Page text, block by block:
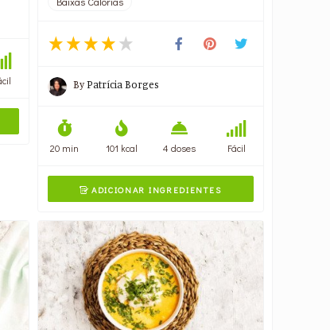
ByPatrícia Borges
20 min 101 kcal 4 doses Fácil
 ADICIONAR INGREDIENTES